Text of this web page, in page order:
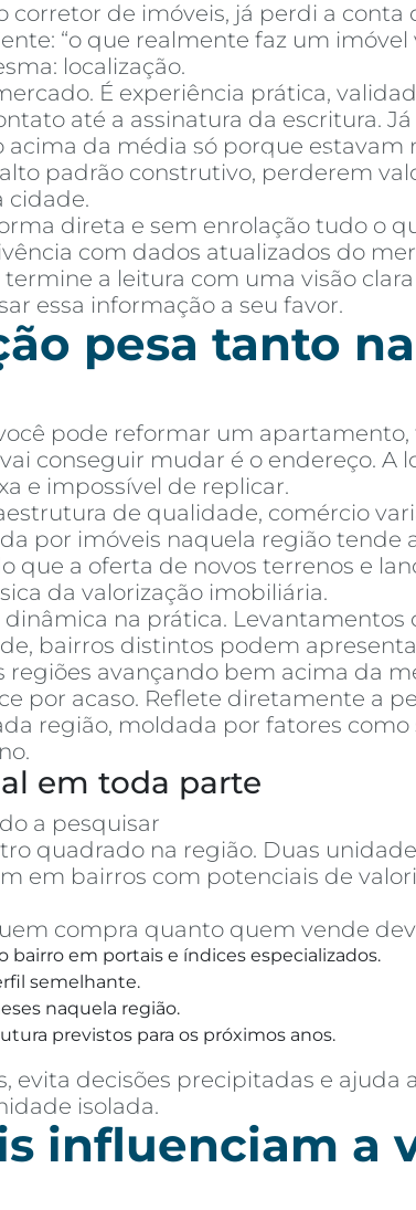
Blog Por Dentro da Invista AR EducaçãoContato
corretor de imóveis, já perdi a conta
“o que realmente faz um imóvel
localização.
É experiência prática,
até a assinatura da escritura.
da média só porque estavam
padrão construtivo, perderem
cidade.
direta e sem enrolação tudo o
com dados atualizados do
a leitura com uma visão
essa informação a seu favor.
pesa tanto
pode reformar um
conseguir mudar é o endereço. A
e impossível de replicar.
de qualidade, comércio
por imóveis naquela região tende
que a oferta de novos terrenos e
da valorização imobiliária.
na prática.
bairros distintos podem
regiões avançando bem acima da
por acaso. Reflete diretamente a
região, moldada por fatores
em toda parte
a pesquisar
quadrado na região. Duas
em bairros com potenciais de
compra quanto quem vende
em portais e índices especializados.
semelhante.
naquela região.
previstos para os próximos anos.
evita decisões precipitadas e
isolada.
influenciam a